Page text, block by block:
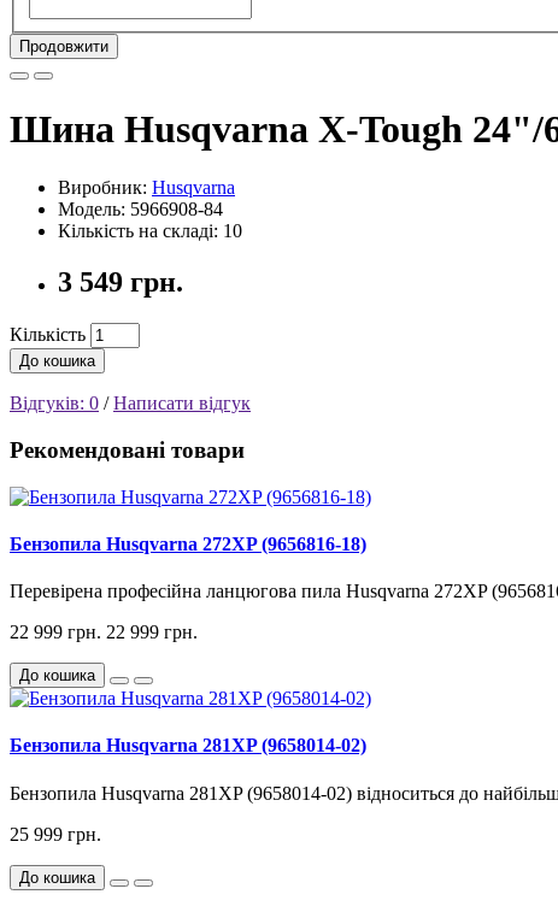
Продовжити
Шина Husqvarna X-Tough 24"/
Виробник: Husqvarna
Модель: 5966908-84
Кількість на складі: 10
3 549 грн.
Кількість
До кошика
Відгуків: 0 /Написати відгук
Рекомендовані товари
Бензопила Husqvarna 272XP (9656816-18)
Перевірена професійна ланцюгова пила Husqvarna 272XP
22 999 грн. 22 999 грн.
До кошика
Бензопила Husqvarna 281XP (9658014-02)
Бензопила Husqvarna 281XP (9658014-02) відноситься до
25 999 грн.
До кошика